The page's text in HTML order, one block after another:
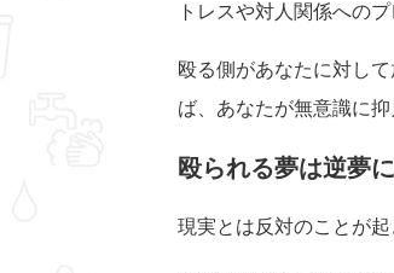
トレスや対人関係への
殴る側があなたに対し
ば、あなたが無意識に
殴られる夢は逆夢
現実とは反対のことが